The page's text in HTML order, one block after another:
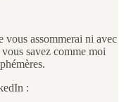
vous assommerai ni avec
savez comme moi
: